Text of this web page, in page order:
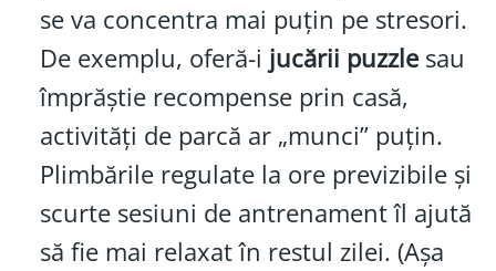
se va concentra mai puțin pe stresori.
De exemplu, oferă-i jucării puzzlesau
împrăștie recompense prin casă,
activități de parcă ar „munci” puțin.
Plimbările regulate la ore previzibile și
scurte sesiuni de antrenament îl ajută
să fie mai relaxat în restul zilei. (Așa